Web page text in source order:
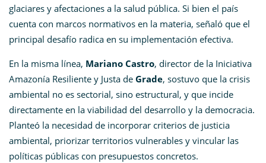
glaciares y afectaciones a la salud pública. Si bien el país
cuenta con marcos normativos en la materia, señaló que el
principal desafío radica en su implementación efectiva.
En la misma línea, Mariano Castro, director de la Iniciativa
Amazonía Resiliente y Justa de Grade, sostuvo que la crisis
ambiental no es sectorial, sino estructural, y que incide
directamente en la viabilidad del desarrollo y la democracia.
Planteó la necesidad de incorporar criterios de justicia
ambiental, priorizar territorios vulnerables y vincular las
políticas públicas con presupuestos concretos.